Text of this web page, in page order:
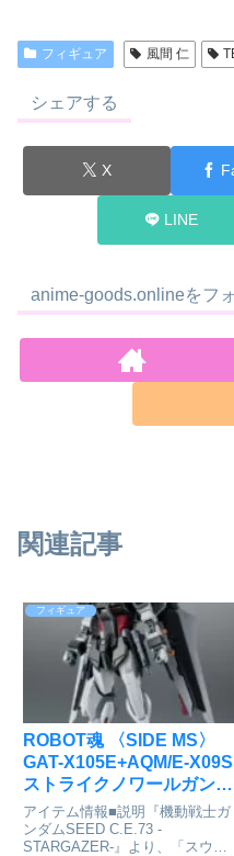
フィギュア 風間 仁
シェアする
X
LINE
anime-goods.onlineをフ
関連記事
フィギュア
ROBOT魂 〈SIDE MS〉
GAT-X105E+AQM/E-X09S
ストライクノワールガンダ
ム ver. A.N.I.M.E.[BANDAI
SPIRITS]が予約受付開始
アイテム情報■説明『機動戦士ガ
ンダムSEED C.E.73 -
STARGAZER-』より、「スウェ